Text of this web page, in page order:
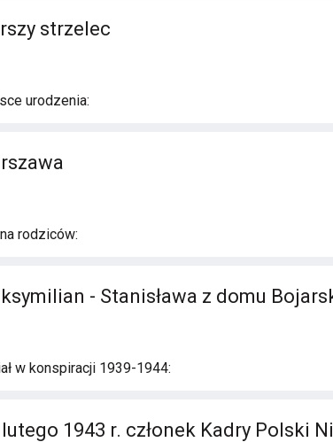
strzelec
urodzenia:
rodziców:
- Stanisława z domu
w konspiracji 1939-1944:
lutego 1943 r. członek Kadry Polski